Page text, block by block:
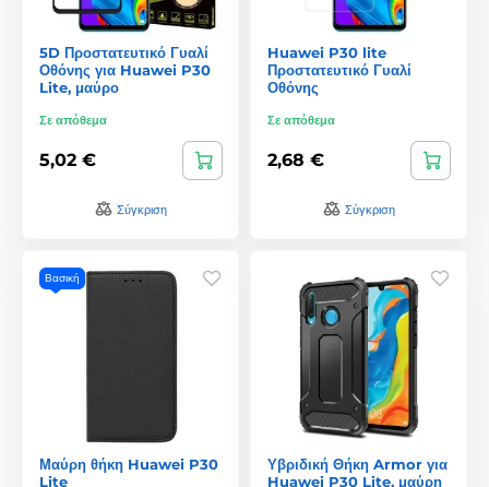
5D Προστατευτικό Γυαλί
Οθόνης για Huawei P30
Lite, μαύρο
Σε απόθεμα
5,02 €
Σύγκριση
Huawei P30 lite
Προστατευτικό Γυαλί
Οθόνης
Σε απόθεμα
2,68 €
Σύγκριση
Βασική
Μαύρη θήκη Huawei P30
Lite
Υβριδική Θήκη Armor για
Huawei P30 Lite, μαύρη